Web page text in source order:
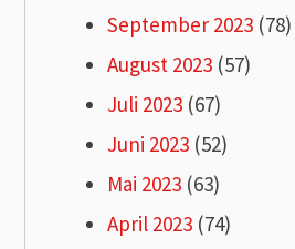
September 2023 (78)
August 2023 (57)
Juli 2023 (67)
Juni 2023 (52)
Mai 2023 (63)
April 2023 (74)